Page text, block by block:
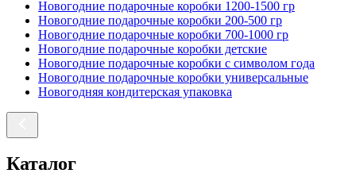
Новогодние подарочные коробки 1200-1500 гр
Новогодние подарочные коробки 200-500 гр
Новогодние подарочные коробки 700-1000 гр
Новогодние подарочные коробки детские
Новогодние подарочные коробки с символом года
Новогодние подарочные коробки универсальные
Новогодняя кондитерская упаковка
Каталог